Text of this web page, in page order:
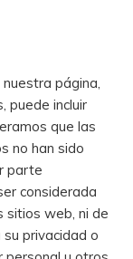
página,
puede incluir
que las
no han sido
parte
considerada
sitios web, ni de
privacidad o